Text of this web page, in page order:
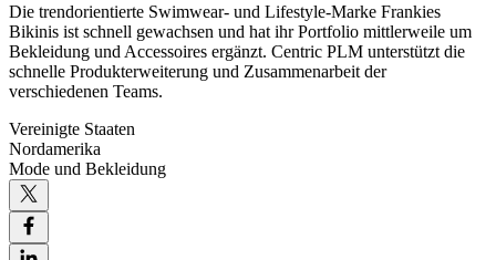
Die trendorientierte Swimwear- und Lifestyle-Marke Frankies
Bikinis ist schnell gewachsen und hat ihr Portfolio mittlerweile um
Bekleidung und Accessoires ergänzt. Centric PLM unterstützt die
schnelle Produkterweiterung und Zusammenarbeit der
verschiedenen Teams.
Vereinigte Staaten
Nordamerika
Mode und Bekleidung